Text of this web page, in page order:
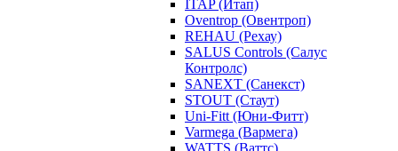
ITAP (Итап)
Oventrop (Овентроп)
REHAU (Рехау)
SALUS Controls (Салус
Контролс)
SANEXT (Санекст)
STOUT (Стаут)
Uni-Fitt (Юни-Фитт)
Varmega (Вармега)
WATTS (Ваттс)